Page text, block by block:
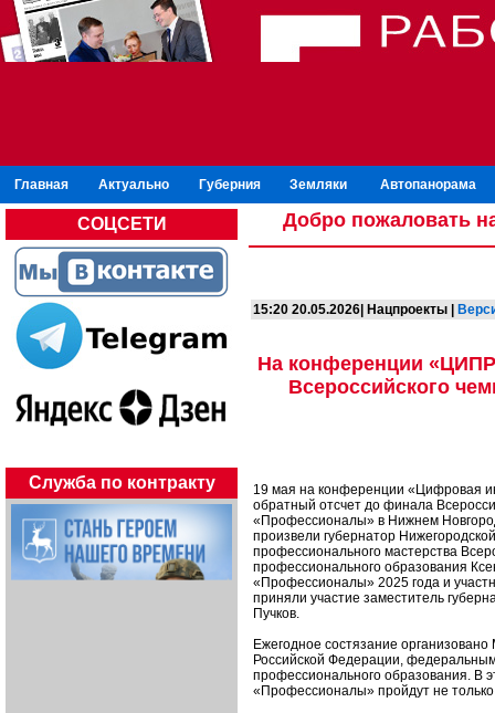
Главная Актуально Губерния Земляки Автопанорама
СОЦСЕТИ
Служба по контракту
Добро пожаловать
15:20 20.05.2026| Нацпроекты |
На конференции
Всероссийского
19 мая на конференции «Цифровая
обратный отсчет до финала
«Профессионалы» в Нижнем
произвели губернатор
профессионального мастерства
профессионального образования
«Профессионалы» 2025 года и
приняли участие заместитель
Пучков.
Ежегодное состязание
Российской Федерации,
профессионального образования. В
«Профессионалы» пройдут не